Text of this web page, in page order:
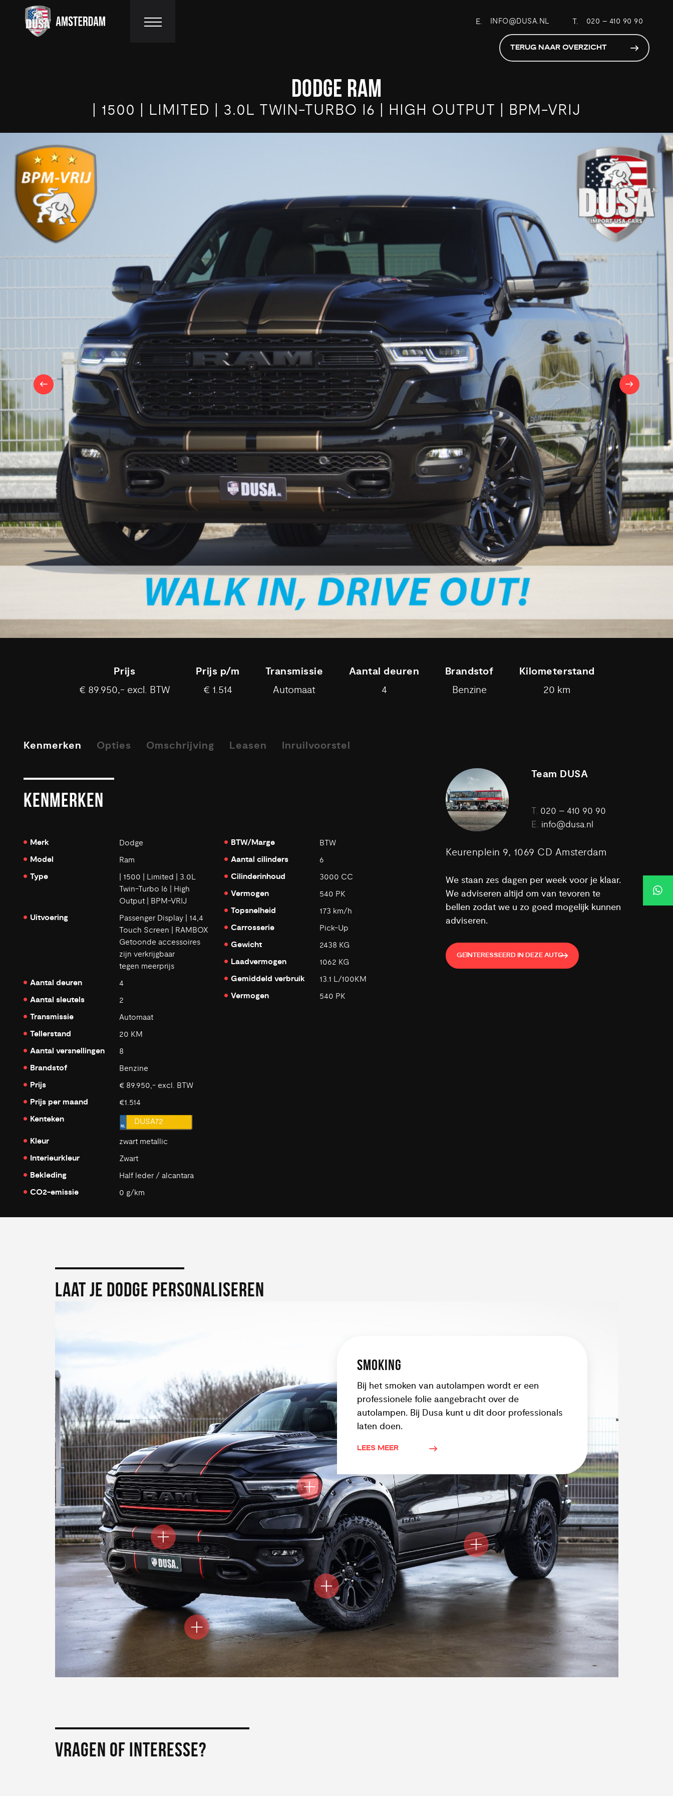
E. INFO@DUSA.NL T. 020 – 410 90 90
WERKPLAATS
CUSTOMIZING
VACATURES
EXPORT
OVER
CONTACT
TERUG NAAR OVERZICHT
DODGE RAM
| 1500 | LIMITED | 3.0L TWIN-TURBO I6 | HIGH OUTPUT | BPM-VRIJ
Prijs
€ 89.950,- excl. BTW
Prijs p/m
€ 1.514
Transmissie
Automaat
Aantal deuren
4
Brandstof
Benzine
Kilometerstand
20 km
Kenmerken Opties Omschrijving Leasen Inruilvoorstel
KENMERKEN
Merk Dodge
Model Ram
Type
| 1500 | Limited | 3.0L
Twin-Turbo I6 | High
Output | BPM-VRIJ
Uitvoering
Passenger Display | 14,4
Touch Screen | RAMBOX
Getoonde accessoires
zijn verkrijgbaar
tegen meerprijs
Aantal deuren 4
Aantal sleutels 2
Transmissie Automaat
Tellerstand 20 KM
Aantal versnellingen 8
Brandstof Benzine
Prijs € 89.950,- excl. BTW
Prijs per maand €1.514
Kenteken DUSA72
Kleur zwart metallic
Interieurkleur Zwart
Bekleding Half leder / alcantara
CO2-emissie 0 g/km
BTW/Marge BTW
Aantal cilinders 6
Cilinderinhoud 3000 CC
Vermogen 540 PK
Topsnelheid 173 km/h
Carrosserie Pick-Up
Gewicht 2438 KG
Laadvermogen 1062 KG
Gemiddeld verbruik 13.1 L/100KM
Vermogen 540 PK
Team DUSA
T. 020 – 410 90 90
E. info@dusa.nl
Keurenplein 9, 1069 CD Amsterdam
We staan zes dagen per week voor je klaar.
We adviseren altijd om van tevoren te
bellen zodat we u zo goed mogelijk kunnen
adviseren.
GEÏNTERESSEERD IN DEZE AUTO
LAAT JE DODGE PERSONALISEREN
SMOKING
Bij het smoken van autolampen wordt er een
professionele folie aangebracht over de
autolampen. Bij Dusa kunt u dit door professionals
laten doen.
LEES MEER
VRAGEN OF INTERESSE?